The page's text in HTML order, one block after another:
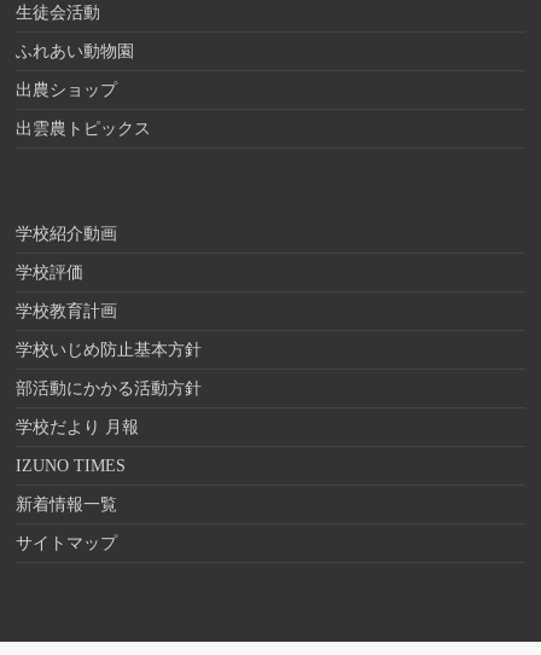
生徒会活動
ふれあい動物園
出農ショップ
出雲農トピックス
学校紹介動画
学校評価
学校教育計画
学校いじめ防止基本方針
部活動にかかる活動方針
学校だより 月報
IZUNO TIMES
新着情報一覧
サイトマップ